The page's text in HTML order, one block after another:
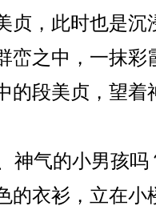
贞，此时也是沉
峦之中，一抹彩
的段美贞，望着
神气的小男孩
的衣衫，立在小